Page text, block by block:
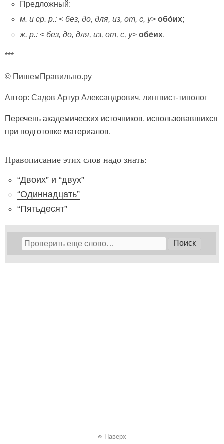
Предложный:
м. и ср. р.: < без, до, для, из, от, с, у>обо́их;
ж. р.: < без, до, для, из, от, с, у>обе́их.
***
© ПишемПравильно.ру
Автор: Садов Артур Александрович, лингвист-типолог
Перечень академических источников, использовавшихся
при подготовке материалов.
Правописание этих слов надо знать:
“Двоих” и “двух”
“Одиннадцать”
“Пятьдесят”
Наверх